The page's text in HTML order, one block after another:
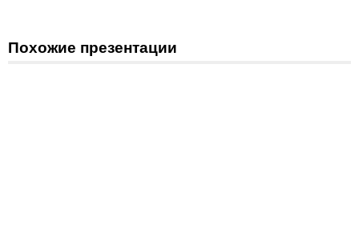
Похожие презентации